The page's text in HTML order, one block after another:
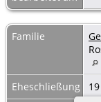
Familie
Eheschließung